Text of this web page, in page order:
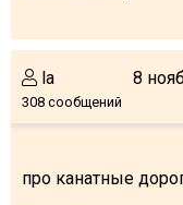
la
308 сообщений
8
про канатные